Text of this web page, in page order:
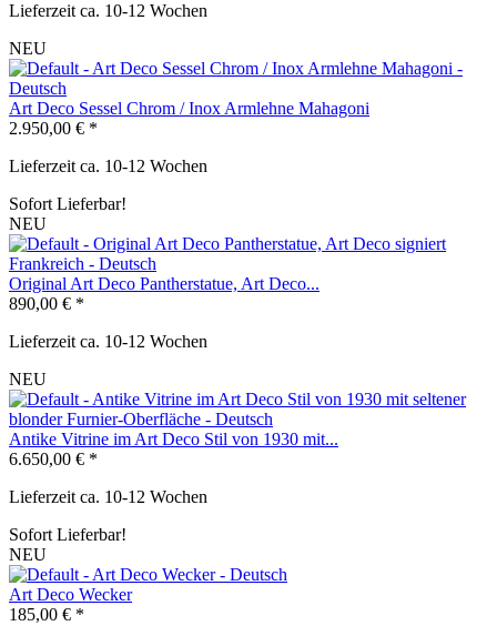
Lieferzeit ca. 10-12 Wochen
NEU
Art Deco Sessel Chrom / Inox Armlehne Mahagoni
2.950,00 € *
Lieferzeit ca. 10-12 Wochen
Sofort Lieferbar!
NEU
Original Art Deco Pantherstatue, Art Deco...
890,00 € *
Lieferzeit ca. 10-12 Wochen
NEU
Antike Vitrine im Art Deco Stil von 1930 mit...
6.650,00 € *
Lieferzeit ca. 10-12 Wochen
Sofort Lieferbar!
NEU
Art Deco Wecker
185,00 € *